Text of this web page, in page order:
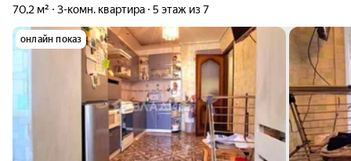
70,2 м² 3-комн. квартира 5 этаж из 7
онлайн показ